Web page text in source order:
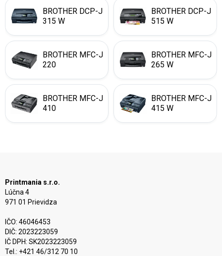
BROTHER DCP-J
315 W
BROTHER DCP-J
515 W
BROTHER MFC-J
220
BROTHER MFC-J
265 W
BROTHER MFC-J
410
BROTHER MFC-J
415 W
Printmania s.r.o.
Lúčna 4
971 01 Prievidza
IČO: 46046453
DIČ: 2023223059
IČ DPH: SK2023223059
Tel.: +421 46/312 70 10